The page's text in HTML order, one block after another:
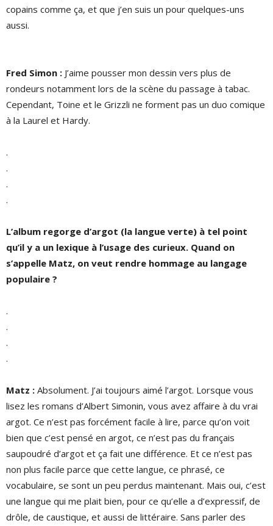
copains comme ça, et que j’en suis un pour quelques-uns
aussi.
Fred Simon : J’aime pousser mon dessin vers plus de
rondeurs notamment lors de la scène du passage à tabac.
Cependant, Toine et le Grizzli ne forment pas un duo comique
à la Laurel et Hardy.
.
.
.
.
L’album regorge d’argot (la langue verte) à tel point
qu’il y a un lexique à l’usage des curieux. Quand on
s’appelle Matz, on veut rendre hommage au langage
populaire ?
.
.
.
.
Matz : Absolument. J’ai toujours aimé l’argot. Lorsque vous
lisez les romans d’Albert Simonin, vous avez affaire à du vrai
argot. Ce n’est pas forcément facile à lire, parce qu’on voit
bien que c’est pensé en argot, ce n’est pas du français
saupoudré d’argot et ça fait une différence. Et ce n’est pas
non plus facile parce que cette langue, ce phrasé, ce
vocabulaire, se sont un peu perdus maintenant. Mais oui, c’est
une langue qui me plait bien, pour ce qu’elle a d’expressif, de
drôle, de caustique, et aussi de littéraire. Sans parler des